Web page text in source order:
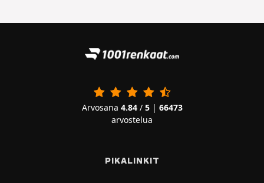
Arvosana 4.84/ 5| 66473
arvostelua
PIKALINKIT